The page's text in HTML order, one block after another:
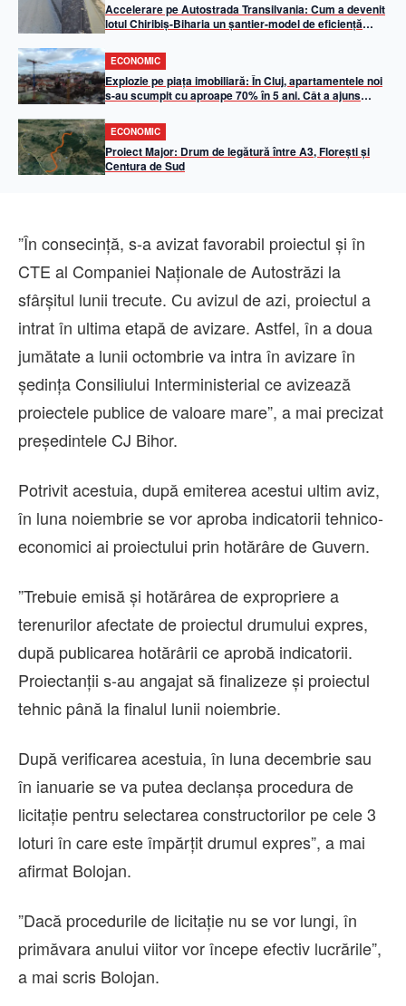
Accelerare pe Autostrada Transilvania: Cum a devenit
lotul Chiribiș-Biharia un șantier-model de eficiență
ECONOMIC
Explozie pe piața imobiliară: În Cluj, apartamentele noi
s-au scumpit cu aproape 70% în 5 ani. Cât a ajuns
ECONOMIC
Proiect Major: Drum de legătură între A3, Florești și
Centura de Sud
”În consecinţă, s-a avizat favorabil proiectul şi în
CTE al Companiei Naţionale de Autostrăzi la
sfârşitul lunii trecute. Cu avizul de azi, proiectul a
intrat în ultima etapă de avizare. Astfel, în a doua
jumătate a lunii octombrie va intra în avizare în
şedinţa Consiliului Interministerial ce avizează
proiectele publice de valoare mare”, a mai precizat
preşedintele CJ Bihor.
Potrivit acestuia, după emiterea acestui ultim aviz,
în luna noiembrie se vor aproba indicatorii tehnico-
economici ai proiectului prin hotărâre de Guvern.
”Trebuie emisă şi hotărârea de expropriere a
terenurilor afectate de proiectul drumului expres,
după publicarea hotărârii ce aprobă indicatorii.
Proiectanţii s-au angajat să finalizeze şi proiectul
tehnic până la finalul lunii noiembrie.
După verificarea acestuia, în luna decembrie sau
în ianuarie se va putea declanşa procedura de
licitaţie pentru selectarea constructorilor pe cele 3
loturi în care este împărţit drumul expres”, a mai
afirmat Bolojan.
”Dacă procedurile de licitaţie nu se vor lungi, în
primăvara anului viitor vor începe efectiv lucrările”,
a mai scris Bolojan.